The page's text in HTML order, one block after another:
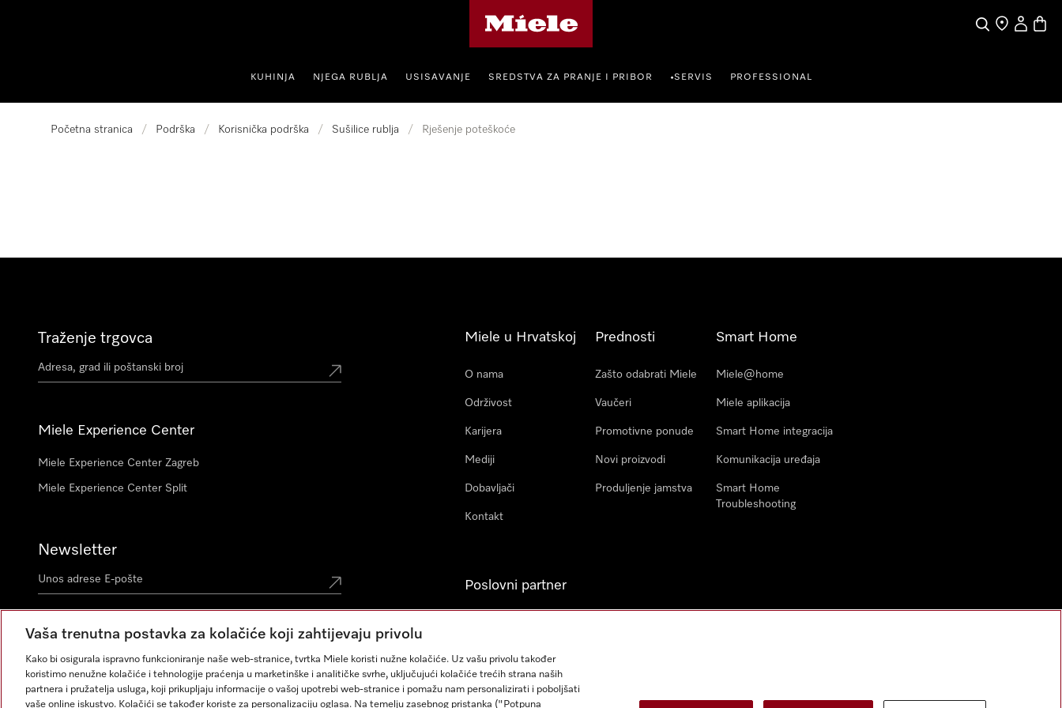
PretragaTraženjeKorisnički
KUHINJA NJEGA RUBLJA USISAVANJE SREDSTVA ZA PRANJE I PRIBOR •SERVIS PROFESSIONAL
Početna stranica / Podrška / Korisnička podrška / Sušilice rublja / Rješenje poteškoće
Traženje trgovca
Miele Experience Center
Miele Experience Center Zagreb
Miele Experience Center Split
Newsletter
Miele u Hrvatskoj
O nama
Održivost
Karijera
Mediji
Dobavljači
Kontakt
Prednosti
Zašto odabrati Miele
Vaučeri
Promotivne ponude
Novi proizvodi
Produljenje jamstva
Smart Home
Miele@home
Miele aplikacija
Smart Home integracija
Komunikacija uređaja
Smart Home
Troubleshooting
Poslovni partner
građevinskih radova
Vaša trenutna postavka za kolačiće koji zahtijevaju privolu
Kako bi osigurala ispravno funkcioniranje naše web-stranice, tvrtka Miele koristi nužne kolačiće. Uz vašu privolu također
koristimo nenužne kolačiće i tehnologije praćenja u marketinške i analitičke svrhe, uključujući kolačiće trećih strana naših
partnera i pružatelja usluga, koji prikupljaju informacije o vašoj upotrebi web-stranice i pomažu nam personalizirati i poboljšati
vaše online iskustvo. Kolačići se također koriste za personalizaciju oglasa. Na temelju zasebnog pristanka ("Potpuna